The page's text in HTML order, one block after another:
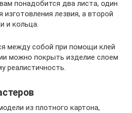
понадобится два листа, один
изготовления лезвия, а второй
и кольца.
между собой при помощи клей
можно покрыть изделие слоем
реалистичность.
из плотного картона,